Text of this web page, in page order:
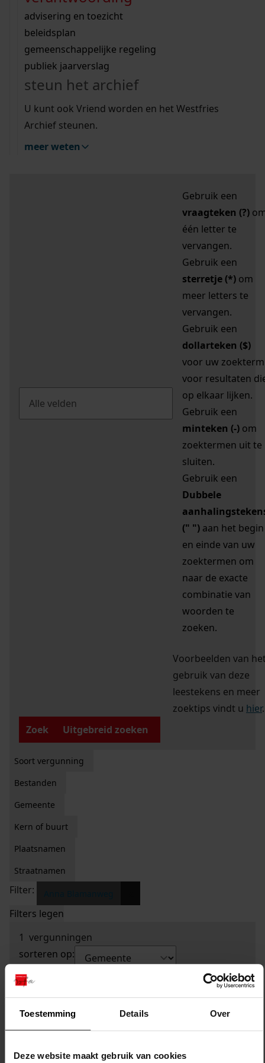
Toestemming Details Over
Deze website maakt gebruik van cookies
bouwvergunningen
omgevingsvergunningen
vergunningen
beeld en geluid
uitleg nodig?
Wij helpen u op weg met een aantal zoektips.
bekijk alle zoektips
Wij helpen u op weg met een aantal zoektips.
bekijk alle zoektips
bekijk ons geschiedenislokaal
advisering en toezicht
beleidsplan
gemeenschappelijke regeling
publiek jaarverslag
steun het archief
U kunt ook Vriend worden en het Westfries
Archief steunen.
meer weten
zoektips
Mijn Studiezaal (inloggen)
uw zoekopdracht te
Gebruik een
vraagteken (?)
één letter te
vervangen.
Gebruik een
sterretje (*) om
meer letters te
vervangen.
Gebruik een
dollarteken ($)
voor uw zoekterm
voor resultaten
op elkaar lijken.
Gebruik een
minteken (-) om
zoektermen uit te
sluiten.
Gebruik een
Dubbele
(" ") aan het begin
en einde van uw
zoektermen om
naar de exacte
combinatie van
woorden te
zoeken.
Voorbeelden van
gebruik van deze
leestekens en meer
zoektips vindt u hier.
Zoek
Uitgebreid zoeken
Soort vergunning
Bestanden
Gemeente
Kern of buurt
Plaatsnamen
Straatnamen
Filter:
Filters legen
1 vergunningen
sorteren op: